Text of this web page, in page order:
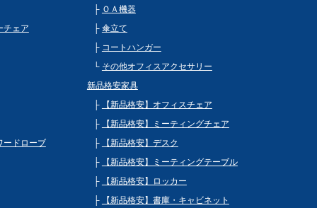
チェア
ードローブ
ＯＡ機器
傘立て
コートハンガー
その他オフィスアクセサリー
新品格安家具
【新品格安】オフィスチェア
【新品格安】ミーティングチェア
【新品格安】デスク
【新品格安】ミーティングテーブル
【新品格安】ロッカー
【新品格安】書庫・キャビネット